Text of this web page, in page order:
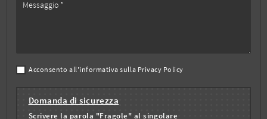
Acconsento all'informativa sulla Privacy Policy
Domanda di sicurezza
Scrivere la parola "Fragole" al singolare